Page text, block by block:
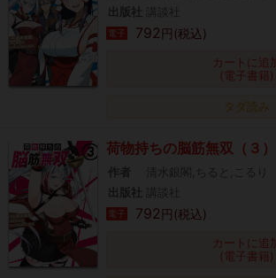
出版社
講談社
電子 792 円(税込)
カートに追加
(電子書籍)
タダ読み
荷物持ちの脳筋無双（３）
作者
清水銀閣,ちると,こるり
出版社
講談社
電子 792 円(税込)
カートに追加
(電子書籍)